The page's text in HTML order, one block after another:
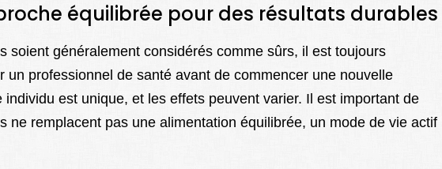
équilibrée pour des résultats durables
soient généralement considérés comme sûrs, il est toujours
un professionnel de santé avant de commencer une nouvelle
est unique, et les effets peuvent varier. Il est important de
ne remplacent pas une alimentation équilibrée, un mode de vie actif